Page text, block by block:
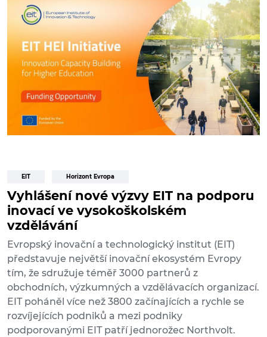
EIT Horizont Evropa
Vyhlášení nové výzvy EIT na podporu
inovací ve vysokoškolském
vzdělávání
Evropský inovační a technologický institut (EIT)
představuje největší inovační ekosystém Evropy
tím, že sdružuje téměř 3000 partnerů z
obchodních, výzkumných a vzdělávacích organizací.
EIT poháněl více než 3800 začínajících a rychle se
rozvíjejících podniků a mezi podniky
podporovanými EIT patří jednorožec Northvolt.